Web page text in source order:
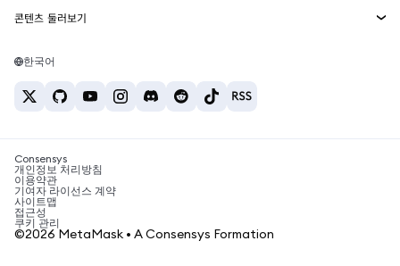
웹3 서비스
고객 지원
채용
테더 가격
USDT를 INR로 환전
BTC를 INR로 환전
ETH를 USDT로 환전
ETH 매수
USDT 매수
SHIB 매수
BNB 매수
콘텐츠 둘러보기
솔라나 지갑
암호화폐 세금 뉴스
암호화폐 매수 방법
비트코인 매도 방법
한국어
Consensys
개인정보 처리방침
이용약관
기여자 라이선스 계약
사이트맵
접근성
쿠키 관리
©2026 MetaMask • A Consensys Formation